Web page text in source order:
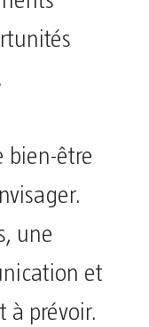
bien-être
une
et
à prévoir.